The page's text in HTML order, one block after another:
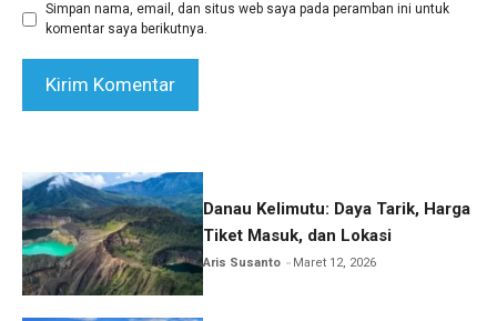
Simpan nama, email, dan situs web saya pada peramban ini untuk
komentar saya berikutnya.
Danau Kelimutu: Daya Tarik, Harga
Tiket Masuk, dan Lokasi
Aris Susanto Maret 12, 2026